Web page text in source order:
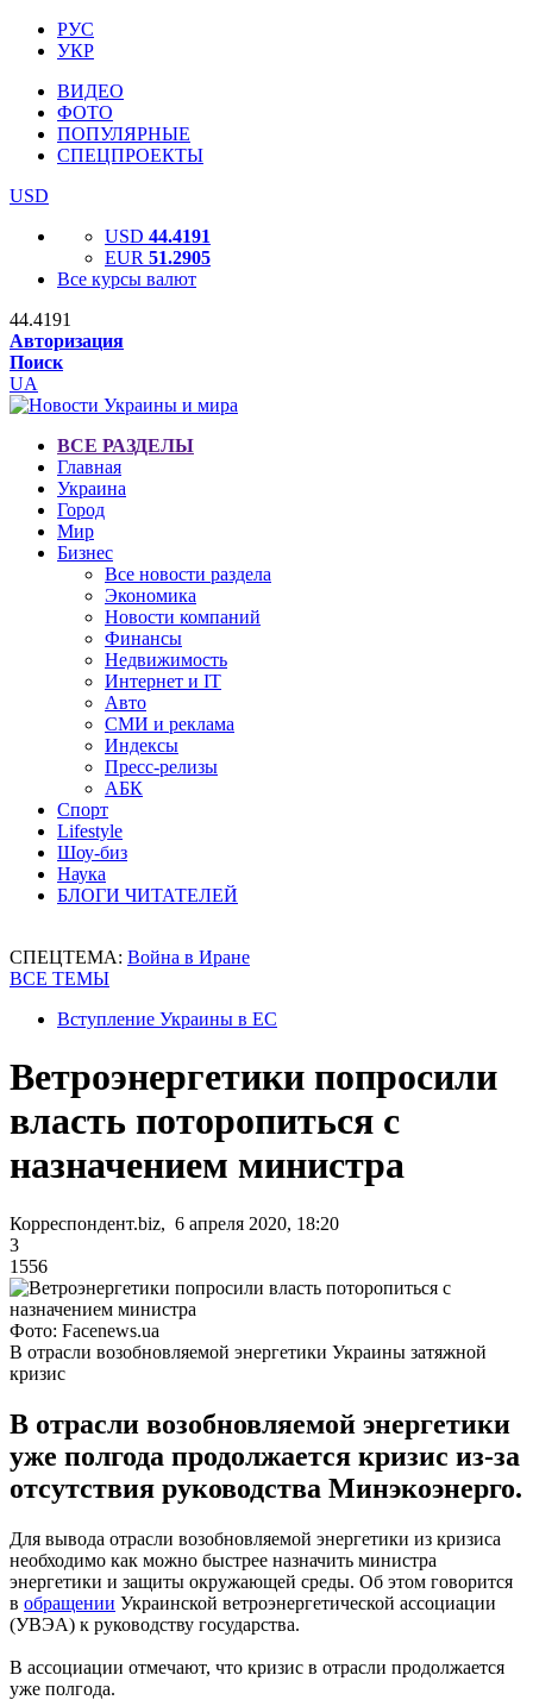
РУС
УКР
ВИДЕО
ФОТО
ПОПУЛЯРНЫЕ
СПЕЦПРОЕКТЫ
USD
USD 44.4191
EUR 51.2905
Все курсы валют
44.4191
Авторизация
Поиск
UA
ВСЕ РАЗДЕЛЫ
Главная
Украина
Город
Мир
Бизнес
Все новости раздела
Экономика
Новости компаний
Финансы
Недвижимость
Интернет и IT
Авто
СМИ и реклама
Индексы
Пресс-релизы
АБК
Спорт
Lifestyle
Шоу-биз
Наука
БЛОГИ ЧИТАТЕЛЕЙ
СПЕЦТЕМА: Война в Иране
ВСЕ ТЕМЫ
Вступление Украины в ЕС
Ветроэнергетики попросили
власть поторопиться с
назначением министра
Корреспондент.biz, 6 апреля 2020, 18:20
3
1556
Фото: Facenews.ua
В отрасли возобновляемой энергетики Украины затяжной
кризис
В отрасли возобновляемой энергетики
уже полгода продолжается кризис из-за
отсутствия руководства Минэкоэнерго.
Для вывода отрасли возобновляемой энергетики из кризиса
необходимо как можно быстрее назначить министра
энергетики и защиты окружающей среды. Об этом говорится
в обращении Украинской ветроэнергетической ассоциации
(УВЭА) к руководству государства.
В ассоциации отмечают, что кризис в отрасли продолжается
уже полгода.